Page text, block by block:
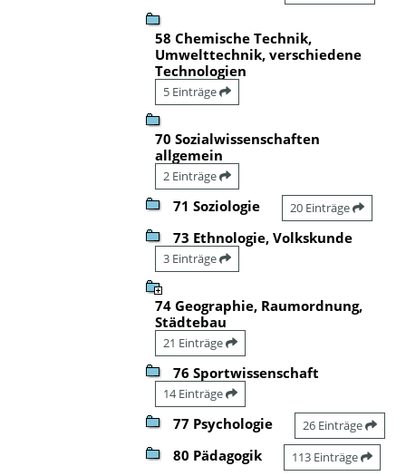
58 Chemische Technik,
Umwelttechnik, verschiedene
Technologien
5 Einträge
70 Sozialwissenschaften
allgemein
2 Einträge
71 Soziologie 20 Einträge
73 Ethnologie, Volkskunde
3 Einträge
74 Geographie, Raumordnung,
Städtebau
21 Einträge
76 Sportwissenschaft
14 Einträge
77 Psychologie 26 Einträge
80 Pädagogik 113 Einträge